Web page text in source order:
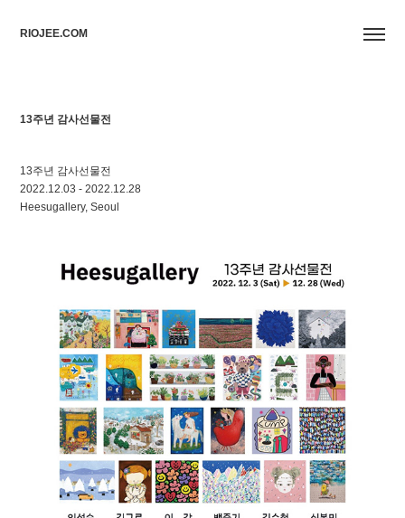
RIOJEE.COM
13주년 감사선물전
13주년 감사선물전
2022.12.03 - 2022.12.28
Heesugallery, Seoul